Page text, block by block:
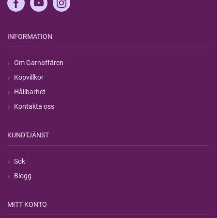
INFORMATION
Om Garnaffären
Köpvillkor
Hållbarhet
Kontakta oss
KUNDTJÄNST
Sök
Blogg
MITT KONTO